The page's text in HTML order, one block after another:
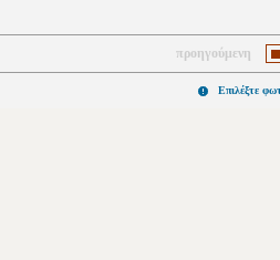
προηγούμενη
Επιλέξτε